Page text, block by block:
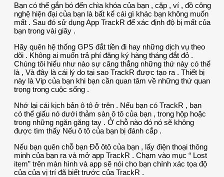
Bạn có thể gắn bó đến chìa khóa của bạn , cặp , ví , đồ công
nghệ hiện đại của bạn là bất kể cái gì khác bạn không muốn
mất . Sau đó sử dụng App TrackR để xác định độ bị mất của
bạn trong vài giây .
Hãy quên hệ thống GPS đắt tiền đi hay những dịch vụ theo
dõi . Không ai muốn trả phí đăng ký hàng tháng đắt đỏ .
Chúng tôi hiểu như nào sự căng thẳng những thứ này có thể
là , Và đây là cái lý do tại sao TrackR được tạo ra . Thiết bị
này là Vip của bạn khi bạn cần quan tâm về những thứ quan
trọng trong cuộc sống .
Nhớ lại cái kịch bản ô tô ở trên . Nếu bạn có TrackR , bạn
có thể giấu nó dưới thảm sàn ô tô của bạn , trong hộp hoặc
trong những ngăn găng tay . Ở chỗ nào đó nó sẽ không
được tìm thấy Nếu ô tô của bạn bị đánh cắp .
Nếu bạn quên chỗ bạn Đỗ ôtô của bạn , lấy điện thoại thông
minh của bạn ra và mở app TrackR . Chạm vào mục “ Lost
item” trên màn hình và app sẽ nói cho bạn chính xác tọa độ
của của vị trí đã biết trước của TrackR .